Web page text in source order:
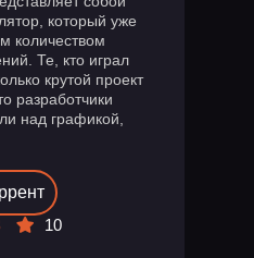
который уже
количеством
Те, кто играл
крутой проект
разработчики
над графикой,
10